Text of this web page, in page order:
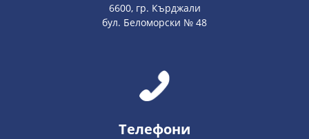
6600, гр. Кърджали
бул. Беломорски № 48
Телефони